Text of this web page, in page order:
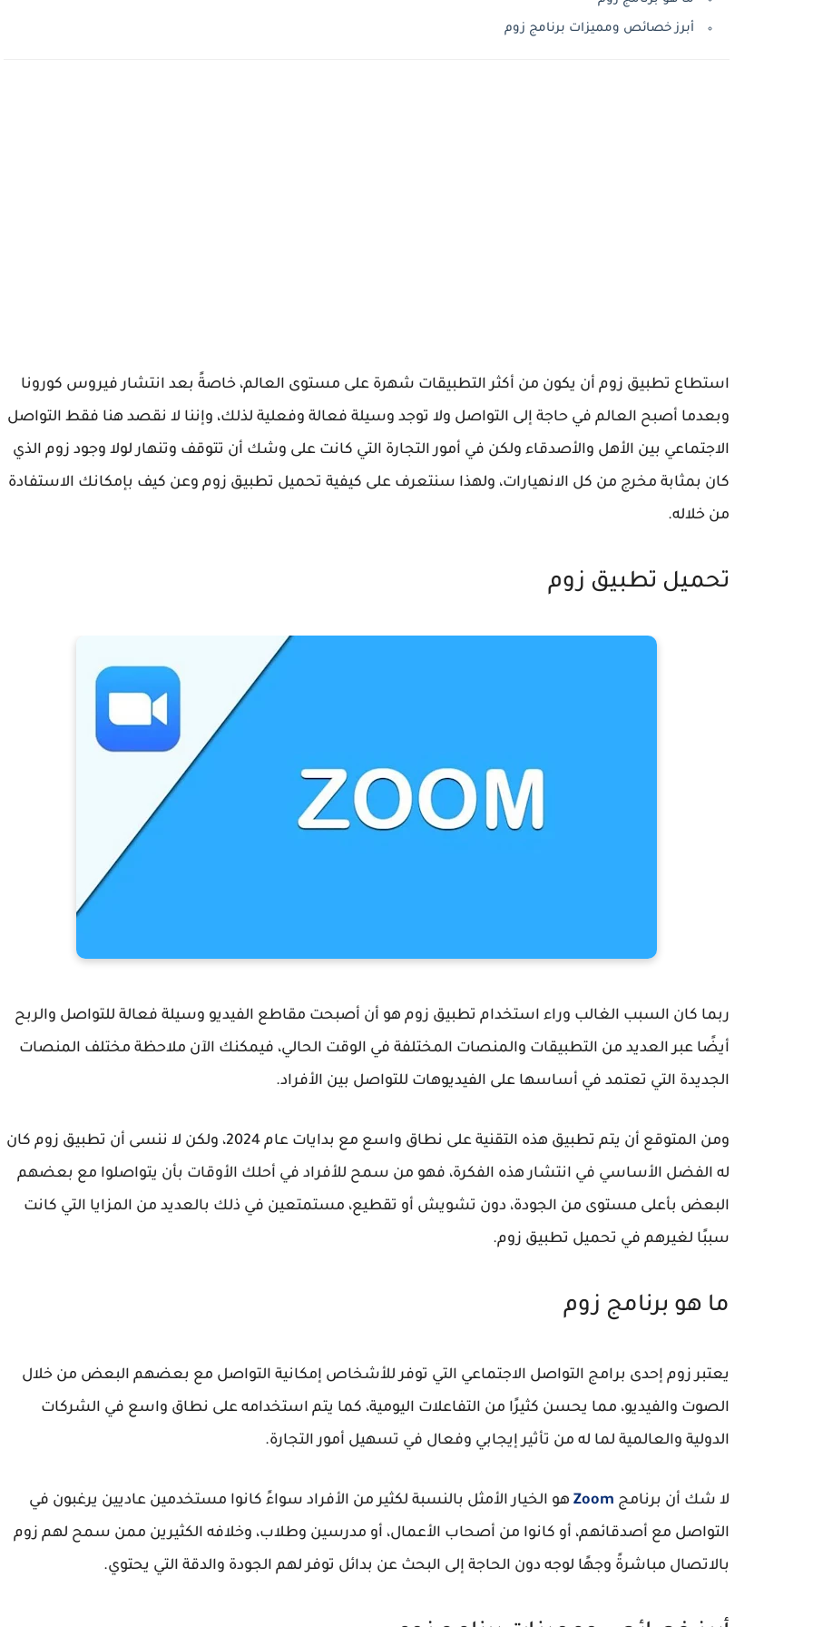
أبرز خصائص ومميزات برنامج زوم
استطاع تطبيق زوم أن يكون من أكثر التطبيقات شهرة على مستوى العالم، خاصةً بعد انتشار فيروس كورونا
وبعدما أصبح العالم في حاجة إلى التواصل ولا توجد وسيلة فعالة وفعلية لذلك، وإننا لا نقصد هنا فقط التواصل
الاجتماعي بين الأهل والأصدقاء ولكن في أمور التجارة التي كانت على وشك أن تتوقف وتنهار لولا وجود زوم الذي
كان بمثابة مخرج من كل الانهيارات، ولهذا سنتعرف على كيفية تحميل تطبيق زوم وعن كيف بإمكانك الاستفادة
من خلاله.
تحميل تطبيق زوم
ربما كان السبب الغالب وراء استخدام تطبيق زوم هو أن أصبحت مقاطع الفيديو وسيلة فعالة للتواصل والربح
أيضًا عبر العديد من التطبيقات والمنصات المختلفة في الوقت الحالي، فيمكنك الآن ملاحظة مختلف المنصات
الجديدة التي تعتمد في أساسها على الفيديوهات للتواصل بين الأفراد.
ومن المتوقع أن يتم تطبيق هذه التقنية على نطاق واسع مع بدايات عام 2024، ولكن لا ننسى أن تطبيق زوم كان
له الفضل الأساسي في انتشار هذه الفكرة، فهو من سمح للأفراد في أحلك الأوقات بأن يتواصلوا مع بعضهم
البعض بأعلى مستوى من الجودة، دون تشويش أو تقطيع، مستمتعين في ذلك بالعديد من المزايا التي كانت
سببًا لغيرهم في تحميل تطبيق زوم.
ما هو برنامج زوم
يعتبر زوم إحدى برامج التواصل الاجتماعي التي توفر للأشخاص إمكانية التواصل مع بعضهم البعض من خلال
الصوت والفيديو، مما يحسن كثيرًا من التفاعلات اليومية، كما يتم استخدامه على نطاق واسع في الشركات
الدولية والعالمية لما له من تأثير إيجابي وفعال في تسهيل أمور التجارة.
لا شك أن برنامج Zoom هو الخيار الأمثل بالنسبة لكثير من الأفراد سواءً كانوا مستخدمين عاديين يرغبون في
التواصل مع أصدقائهم، أو كانوا من أصحاب الأعمال، أو مدرسين وطلاب، وخلافه الكثيرين ممن سمح لهم زوم
بالاتصال مباشرةً وجهًا لوجه دون الحاجة إلى البحث عن بدائل توفر لهم الجودة والدقة التي يحتوي.